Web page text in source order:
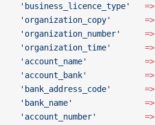
    'business_licence_type'
   =>
    'organization_copy'
       =>
    'organization_number'
     =>
    'organization_time'
       =>
    'account_name'
            =>
    'account_bank'
            =>
    'bank_address_code'
       =>
    'bank_name'
               =>
    'account_number'
          =>